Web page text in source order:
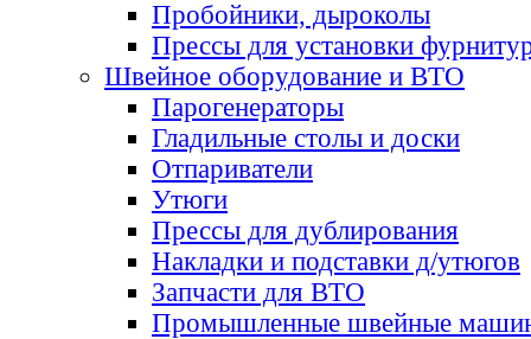
Пробойники, дыроколы
Прессы для установки
Швейное оборудование и ВТО
Парогенераторы
Гладильные столы и доски
Отпариватели
Утюги
Прессы для дублирования
Накладки и подставки д/утюгов
Запчасти для ВТО
Промышленные швейные